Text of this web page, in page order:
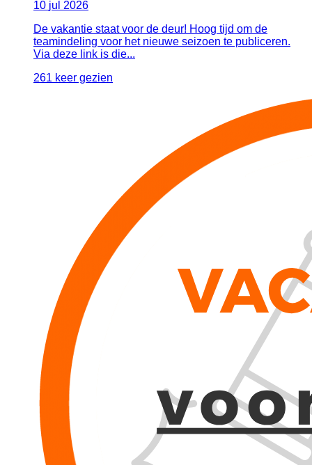
10 jul 2026
De vakantie staat voor de deur! Hoog tijd om de
teamindeling voor het nieuwe seizoen te publiceren.
Via deze link is die...
261 keer gezien